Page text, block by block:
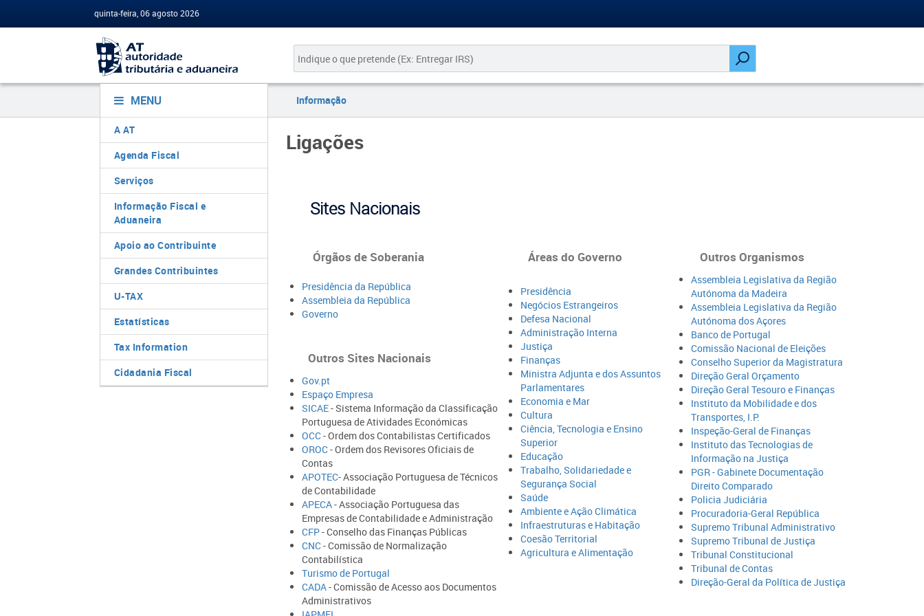
quinta-feira, 06 agosto 2026
MENU
A AT
Agenda Fiscal
Serviços
Informação Fiscal e
Aduaneira
Apoio ao Contribuinte
Grandes Contribuintes
U-TAX
Estatísticas
Tax Information
Cidadania Fiscal
Informação
Ligações
Sites Nacionais
Órgãos de Soberania
Presidência da República
Assembleia da República
Governo
Áreas do Governo​
Presidência
Negócios Estrangeiros
Def​esa Nacional
Administração Interna
Justiça
Finanças
Ministra Adjunta e dos Assuntos
Parlamentares
Economia e Mar
Cultura
Ciência, Tecnologia e Ensino
Superior
Educação
Trabalho, Solidariedade e
Segurança Social
Saúde
Ambiente e Ação Climática
Infraestruturas e Habitação
Coesão Territorial
Agricultura e Alimentação
Outros Organismos
Assembleia Legislativa da Região
Autónoma da Madeira
Assembleia Legislativa da Região
Autónoma dos Açores
Banco de Portugal
Comissão Nacional de Eleições
Conselho Superior da Magistratura
Direção Geral Orçamento
Direção Geral Tesouro e Finanças
Instituto da Mobilidade e dos
Transportes, I.P.
Inspeção-Geral de Finanças
Instituto das Tecnologias de
Informação na Justiça
PGR - Gabinete Documentação
Direito Comparado
Policia Judiciária
Procuradoria-Geral República
Supremo Tribunal Administrativo​
Supremo Tribunal de Justiça
Tribunal Constitucional
Tribunal de Contas
Direção-Geral da Política de Justiça
Outros Sites Nacionais
Gov.pt
Espaço Empresa
SICAE- Sistema Informação da Classificação
Portuguesa de Atividades Económicas
OCC- Ordem dos Contabilistas Certificados
OROC- Ordem dos Revisores Oficiais de
Contas
APOTEC- Associação Portuguesa de Técnicos
de Contabilidade
APECA- Associação Portuguesa das
Empresas de Contabilidade e Administração
CFP​- Conselho das Finanças Públicas​
CNC- Comissão de Normalização
Contabilística
Turismo de Portug​al
CADA- Comissão de Acesso aos Documentos
Administrativos